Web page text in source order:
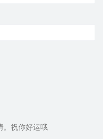
。祝你好运哦